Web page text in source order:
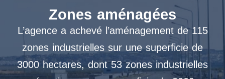
Zones aménagées
L’agence a achevé l’aménagement de 115
zones industrielles sur une superficie de
3000 hectares, dont 53 zones industrielles